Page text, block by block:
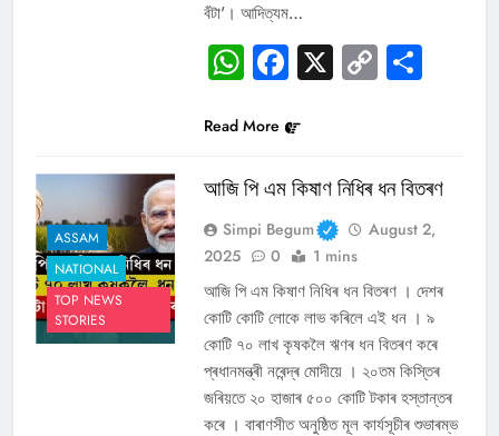
বঁটা’। আদিত্যম…
WhatsApp
Facebook
X Copy
Read More
ASSAM
NATIONAL
TOP NEWS
STORIES
আজি পি এম কিষাণ নিধিৰ ধন বিতৰণ
Simpi Begum
August 2,
2025
0 1 mins
আজি পি এম কিষাণ নিধিৰ ধন বিতৰণ । দেশৰ
কোটি কোটি লোকে লাভ কৰিলে এই ধন । ৯
কোটি ৭০ লাখ কৃষকলৈ ঋণৰ ধন বিতৰণ কৰে
প্ৰধানমন্ত্ৰী নৰেন্দ্ৰ মোদীয়ে । ২০তম কিস্তিৰ
জৰিয়তে ২০ হাজাৰ ৫০০ কোটি টকাৰ হস্তান্তৰ
কৰে । বাৰাণসীত অনুষ্ঠিত মূল কাৰ্যসূচীৰ শুভাৰম্ভ